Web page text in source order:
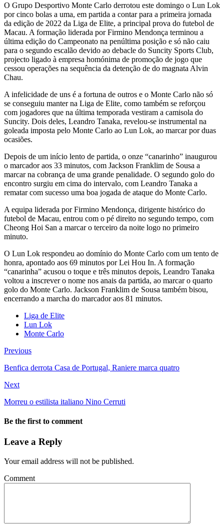
O Grupo Desportivo Monte Carlo derrotou este domingo o Lun Lok
por cinco bolas a uma, em partida a contar para a primeira jornada
da edição de 2022 da Liga de Elite, a principal prova do futebol de
Macau. A formação liderada por Firmino Mendonça terminou a
última edição do Campeonato na penúltima posição e só não caiu
para o segundo escalão devido ao debacle do Suncity Sports Club,
projecto ligado à empresa homónima de promoção de jogo que
cessou operações na sequência da detenção de do magnata Alvin
Chau.
A infelicidade de uns é a fortuna de outros e o Monte Carlo não só
se conseguiu manter na Liga de Elite, como também se reforçou
com jogadores que na última temporada vestiram a camisola do
Suncity. Dois deles, Leandro Tanaka, revelou-se instrumental na
goleada imposta pelo Monte Carlo ao Lun Lok, ao marcar por duas
ocasiões.
Depois de um início lento de partida, o onze “canarinho” inaugurou
o marcador aos 33 minutos, com Jackson Franklim de Sousa a
marcar na cobrança de uma grande penalidade. O segundo golo do
encontro surgiu em cima do intervalo, com Leandro Tanaka a
rematar com sucesso uma boa jogada de ataque do Monte Carlo.
A equipa liderada por Firmino Mendonça, dirigente histórico do
futebol de Macau, entrou com o pé direito no segundo tempo, com
Cheong Hoi San a marcar o terceiro da noite logo no primeiro
minuto.
O Lun Lok respondeu ao domínio do Monte Carlo com um tento de
honra, apontado aos 69 minutos por Lei Hou In. A formação
“canarinha” acusou o toque e três minutos depois, Leandro Tanaka
voltou a inscrever o nome nos anais da partida, ao marcar o quarto
golo do Monte Carlo. Jackson Franklim de Sousa também bisou,
encerrando a marcha do marcador aos 81 minutos.
Liga de Elite
Lun Lok
Monte Carlo
Previous
Benfica derrota Casa de Portugal, Raniere marca quatro
Next
Morreu o estilista italiano Nino Cerruti
Be the first to comment
Leave a Reply
Your email address will not be published.
Comment